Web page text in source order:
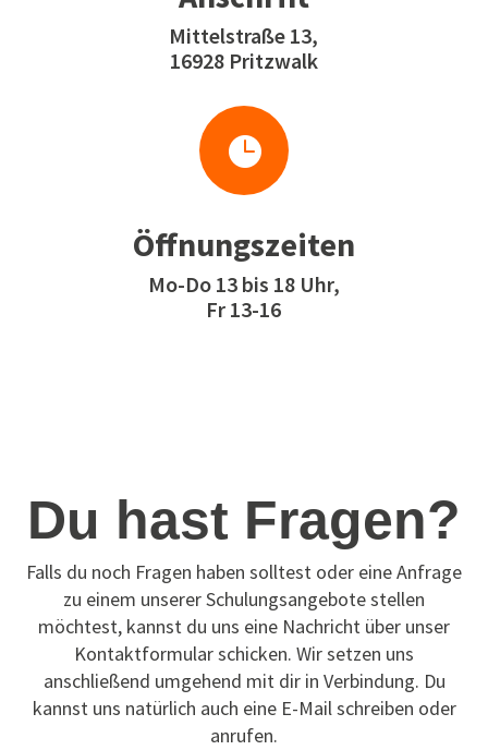
Mittelstraße 13,
16928 Pritzwalk

Öffnungszeiten
Mo-Do 13 bis 18 Uhr,
Fr 13-16
Du hast Fragen?
Falls du noch Fragen haben solltest oder eine Anfrage
zu einem unserer Schulungsangebote stellen
möchtest, kannst du uns eine Nachricht über unser
Kontaktformular schicken. Wir setzen uns
anschließend umgehend mit dir in Verbindung. Du
kannst uns natürlich auch eine E-Mail schreiben oder
anrufen.